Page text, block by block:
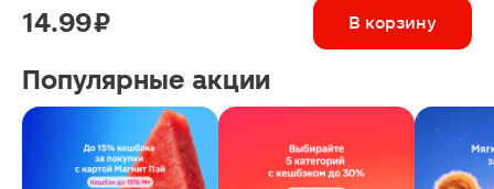
14.99 ₽ В корзину
Популярные акции